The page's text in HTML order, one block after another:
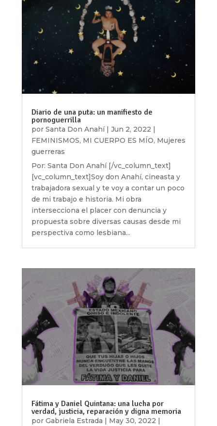
Diario de una puta: un manifiesto de
pornoguerrilla
por Santa Don Anahí| Jun 2, 2022 |
FEMINISMOS, MI CUERPO ES MÍO, Mujeres
guerreras
Por: Santa Don Anahí [/vc_column_text]
[vc_column_text]Soy don Anahí, cineasta y
trabajadora sexual y te voy a contar un poco
de mi trabajo e historia. Mi obra
intersecciona el placer con denuncia y
propuesta sobre diversas causas desde mi
perspectiva como lesbiana...
Fátima y Daniel Quintana: una lucha por
verdad, justicia, reparación y digna memoria
por Gabriela Estrada | May 30, 2022 |